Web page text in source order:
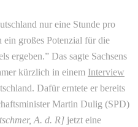
nur eine Stunde pro
ein großes Potenzial für die
ergeben.” Das sagte Sachsens
kürzlich in einem Interview
Dafür erntete er bereits
Martin Dulig (SPD)
A. d. R] jetzt eine